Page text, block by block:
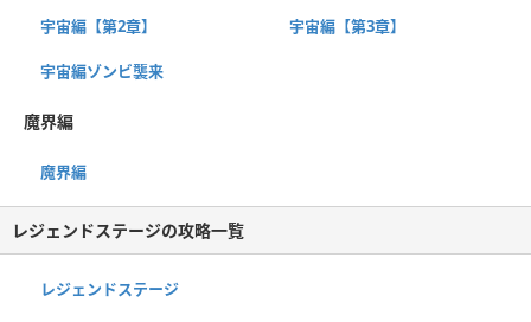
宇宙編【第2章】 宇宙編【第3章】
宇宙編ゾンビ襲来
魔界編
魔界編
レジェンドステージの攻略一覧
レジェンドステージ